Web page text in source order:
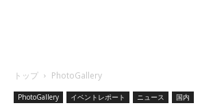
トップ PhotoGallery
PhotoGallery イベントレポート ニュース 国内